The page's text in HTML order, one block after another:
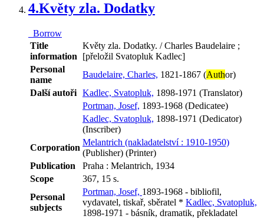
4.Květy zla. Dodatky
Borrow
Title
information
Květy zla. Dodatky. / Charles Baudelaire ;
[přeložil Svatopluk Kadlec]
Personal
name
Baudelaire, Charles, 1821-1867 (Author)
Další autoři Kadlec, Svatopluk, 1898-1971 (Translator)
Portman, Josef, 1893-1968 (Dedicatee)
Kadlec, Svatopluk, 1898-1971 (Dedicator)
(Inscriber)
Corporation
Melantrich (nakladatelství : 1910-1950)
(Publisher) (Printer)
Publication
Praha : Melantrich, 1934
Scope
367, 15 s.
Personal
subjects
Portman, Josef, 1893-1968 - bibliofil,
vydavatel, tiskař, sběratel * Kadlec, Svatopluk,
1898-1971 - básník, dramatik, překladatel